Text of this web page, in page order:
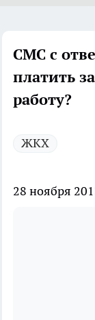
СМС с
платить
работу?
ЖКХ
28 ноября